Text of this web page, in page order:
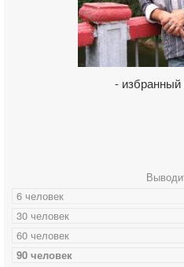
-
6 человек
30 человек
60 человек
90 человек